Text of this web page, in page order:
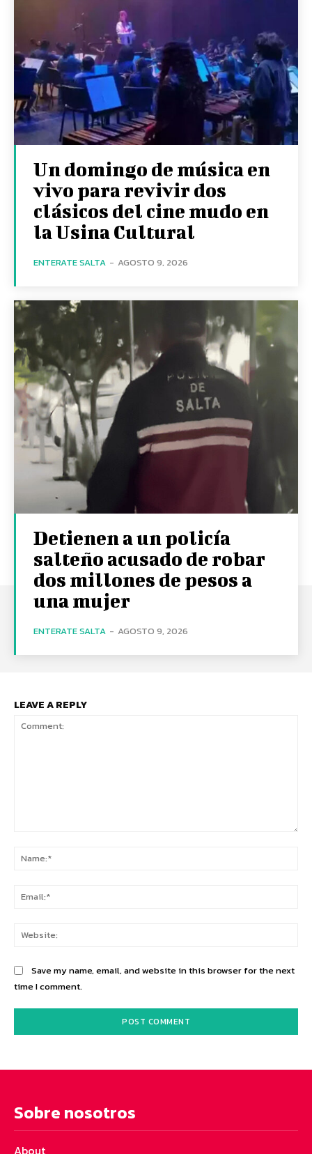
Un domingo de música en
vivo para revivir dos
clásicos del cine mudo en
la Usina Cultural
ENTERATE SALTA - AGOSTO 9, 2026
Detienen a un policía
salteño acusado de robar
dos millones de pesos a
una mujer
ENTERATE SALTA - AGOSTO 9, 2026
LEAVE A REPLY
Save my name, email, and website in this browser for the next
time I comment.
Sobre nosotros
About